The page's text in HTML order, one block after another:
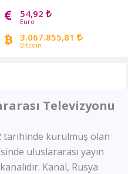
54,92
Euro
3.067.855,81
Bitcoin
Televizyonu
tarihinde kurulmuş olan
uluslararası yayın
Kanal, Rusya